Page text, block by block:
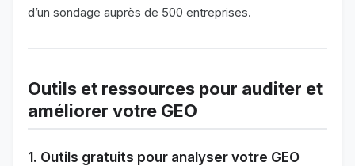
d’un sondage auprès de 500 entreprises.
Outils et ressources pour auditer et
améliorer votre GEO
1. Outils gratuits pour analyser votre GEO